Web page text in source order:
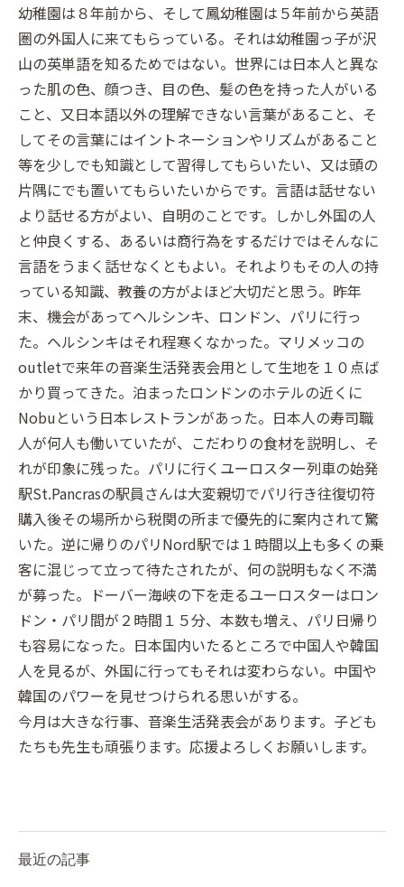
幼稚園は８年前から、そして鳳幼稚園は５年前から英語
圏の外国人に来てもらっている。それは幼稚園っ子が沢
山の英単語を知るためではない。世界には日本人と異な
った肌の色、顔つき、目の色、髪の色を持った人がいる
こと、又日本語以外の理解できない言葉があること、そ
してその言葉にはイントネーションやリズムがあること
等を少しでも知識として習得してもらいたい、又は頭の
片隅にでも置いてもらいたいからです。言語は話せない
より話せる方がよい、自明のことです。しかし外国の人
と仲良くする、あるいは商行為をするだけではそんなに
言語をうまく話せなくともよい。それよりもその人の持
っている知識、教養の方がよほど大切だと思う。昨年
末、機会があってヘルシンキ、ロンドン、パリに行っ
た。ヘルシンキはそれ程寒くなかった。マリメッコの
outletで来年の音楽生活発表会用として生地を１０点ば
かり買ってきた。泊まったロンドンのホテルの近くに
Nobuという日本レストランがあった。日本人の寿司職
人が何人も働いていたが、こだわりの食材を説明し、そ
れが印象に残った。パリに行くユーロスター列車の始発
駅St.Pancrasの駅員さんは大変親切でパリ行き往復切符
購入後その場所から税関の所まで優先的に案内されて驚
いた。逆に帰りのパリNord駅では１時間以上も多くの乗
客に混じって立って待たされたが、何の説明もなく不満
が募った。ドーバー海峡の下を走るユーロスターはロン
ドン・パリ間が２時間１５分、本数も増え、パリ日帰り
も容易になった。日本国内いたるところで中国人や韓国
人を見るが、外国に行ってもそれは変わらない。中国や
韓国のパワーを見せつけられる思いがする。
今月は大きな行事、音楽生活発表会があります。子ども
たちも先生も頑張ります。応援よろしくお願いします。
最近の記事